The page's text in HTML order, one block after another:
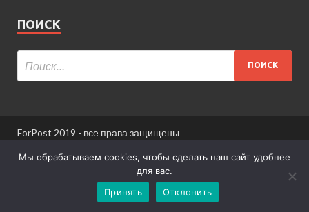
ПОИСК
ForPost 2019 - все права защищены
При использовании материалов сайта ссылка
Информация для пользователей сайта
Мы обрабатываем cookies, чтобы сделать наш сайт удобнее
для вас.
Принять
Отклонить